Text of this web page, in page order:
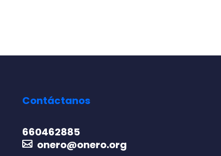
Contáctanos
660462885
onero@onero.org